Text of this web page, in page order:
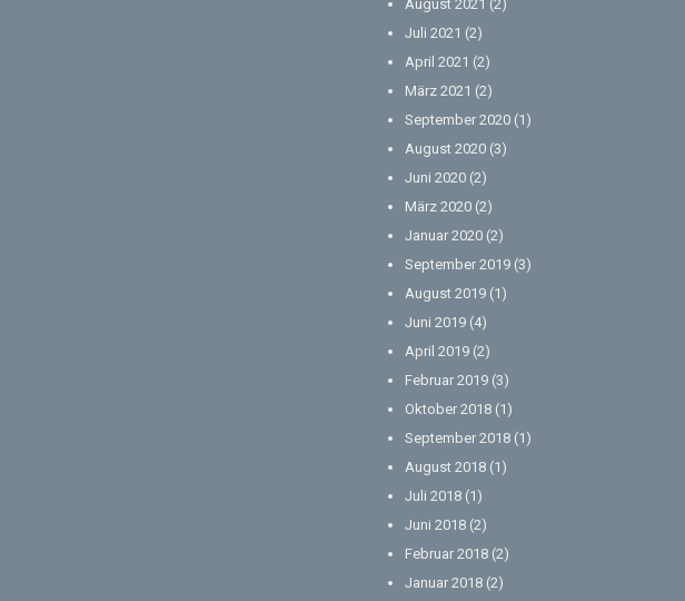
August 2021 (2)
Juli 2021 (2)
April 2021 (2)
März 2021 (2)
September 2020 (1)
August 2020 (3)
Juni 2020 (2)
März 2020 (2)
Januar 2020 (2)
September 2019 (3)
August 2019 (1)
Juni 2019 (4)
April 2019 (2)
Februar 2019 (3)
Oktober 2018 (1)
September 2018 (1)
August 2018 (1)
Juli 2018 (1)
Juni 2018 (2)
Februar 2018 (2)
Januar 2018 (2)